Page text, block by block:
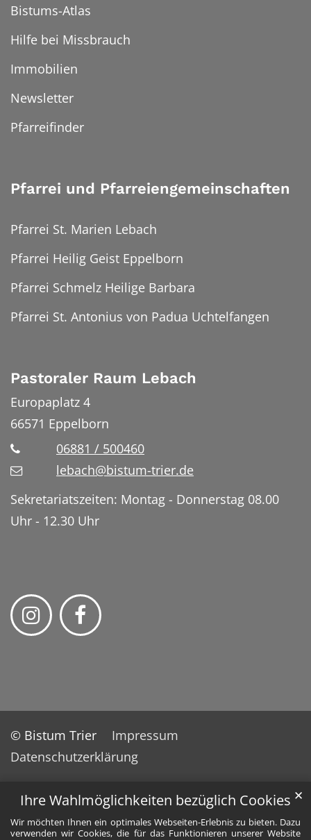
Ihre Wahlmöglichkeiten bezüglich Cookies
Wir möchten Ihnen ein optimales Webseiten-Erlebnis zu bieten. Dazu
verwenden wir Cookies, die für das Funktionieren unserer Website
✕
Bistums-Atlas
Hilfe bei Missbrauch
Immobilien
Newsletter
Pfarreifinder
Pfarrei und Pfarreiengemeinschaften
Pfarrei St. Marien Lebach
Pfarrei Heilig Geist Eppelborn
Pfarrei Schmelz Heilige Barbara
Pfarrei St. Antonius von Padua Uchtelfangen
Pastoraler Raum Lebach
Europaplatz 4
66571 Eppelborn
06881 / 500460
lebach@bistum-trier.de
Sekretariatszeiten: Montag - Donnerstag 08.00
Uhr - 12.30 Uhr
© Bistum Trier
Impressum
Datenschutzerklärung